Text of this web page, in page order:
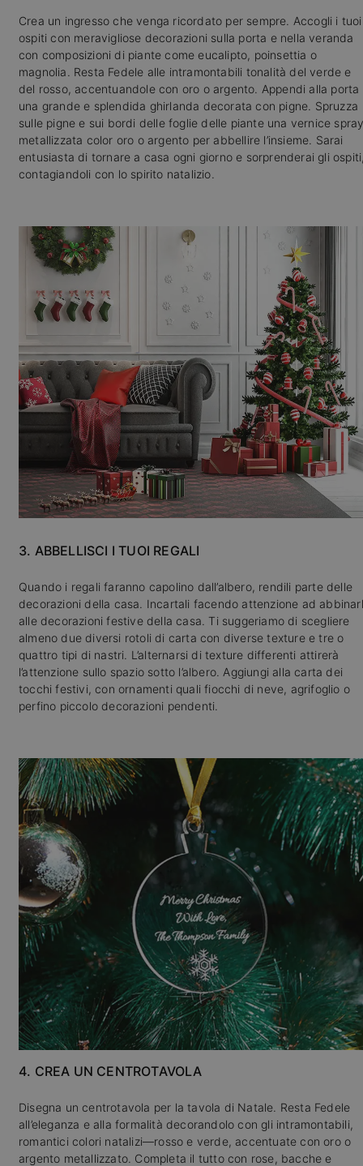
Crea un ingresso che venga ricordato per sempre. Accogli i tuoi
ospiti con meravigliose decorazioni sulla porta e nella veranda
con composizioni di piante come eucalipto, poinsettia o
magnolia. Resta Fedele alle intramontabili tonalità del verde e
del rosso, accentuandole con oro o argento. Appendi alla porta
una grande e splendida ghirlanda decorata con pigne. Spruzza
sulle pigne e sui bordi delle foglie delle piante una vernice
metallizzata color oro o argento per abbellire l’insieme. Sarai
entusiasta di tornare a casa ogni giorno e sorprenderai gli
contagiandoli con lo spirito natalizio.
3. ABBELLISCI I TUOI REGALI
Quando i regali faranno capolino dall’albero, rendili parte delle
decorazioni della casa. Incartali facendo attenzione ad
alle decorazioni festive della casa. Ti suggeriamo di scegliere
almeno due diversi rotoli di carta con diverse texture e tre o
quattro tipi di nastri. L’alternarsi di texture differenti attirerà
l’attenzione sullo spazio sotto l’albero. Aggiungi alla carta dei
tocchi festivi, con ornamenti quali fiocchi di neve, agrifoglio o
perfino piccolo decorazioni pendenti.
4. CREA UN CENTROTAVOLA
Disegna un centrotavola per la tavola di Natale. Resta Fedele
all’eleganza e alla formalità decorandolo con gli intramontabili,
romantici colori natalizi—rosso e verde, accentuate con oro o
argento metallizzato. Completa il tutto con rose, bacche e